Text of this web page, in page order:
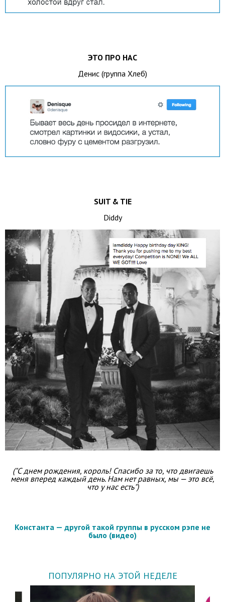
ЭТО ПРО НАС
Денис (группа Хлеб)
SUIT & TIE
Diddy
("С днем рождения, король! Спасибо за то, что двигаешь
меня вперед каждый день. Нам нет равных, мы — это всё,
что у нас есть")
Константа — другой такой группы в русском рэпе не
было (видео)
ПОПУЛЯРНО НА ЭТОЙ НЕДЕЛЕ